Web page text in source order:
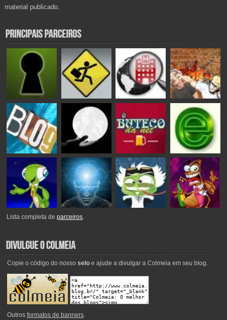
material publicado.
Lista completa deparceiros.
Copie o código do nosso seloe ajude a divulgar a Colmeia em seu blog.
Outros formatos de banners.